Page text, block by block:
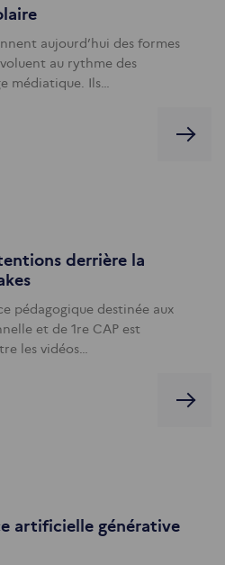
aujourd’hui des formes
au rythme des
médiatique. Ils…
derrière la
pédagogique destinée aux
et de 1re CAP est
les vidéos…
artificielle générative